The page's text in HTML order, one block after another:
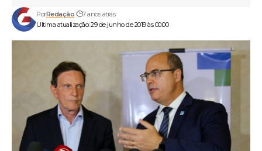
Ultima atualização: 29 de junho de 2019 às 00:00
PorRedação 7 anos atrás